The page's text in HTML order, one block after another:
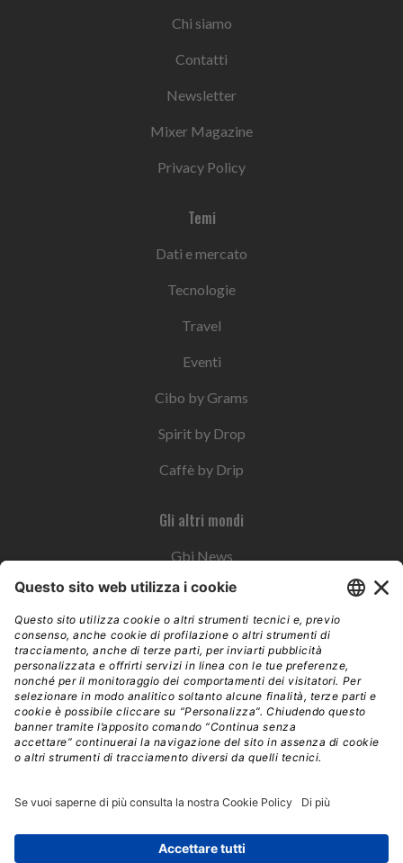
Chi siamo
Contatti
Newsletter
Mixer Magazine
Privacy Policy
Temi
Dati e mercato
Tecnologie
Travel
Eventi
Cibo by Grams
Spirit by Drop
Caffè by Drip
Gli altri mondi
Gbi News
Instoremag
Esplora il gruppo
Edra Edizioni
Edizioni LSWR
LSWR Group
Mixer è un prodotto del network Edra Edizioni. Direzione, amministrazione,